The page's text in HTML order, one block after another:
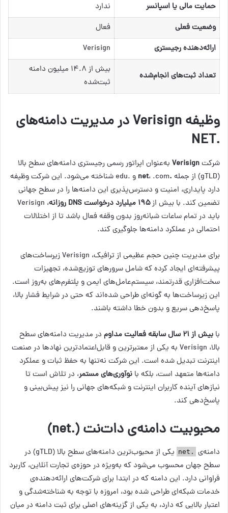
حمایت مالی یا اسپانسر
ندارد
وضعیت فعلی
فعال
ارائه‌دهنده رجیستری
Verisign
تعداد ثبت‌های انجام‌شده
بیش از ۱۴.۸ میلیون دامنه
ثبت‌شده
وظیفه Verisign در مدیریت دامنه‌های
.NET
شرکتVerisign به‌عنوان اپراتور رسمی رجیستری دامنه‌های سطح بالا
(gTLD) از جمله
.net
، .com و .edu شناخته می‌شود. این شرکت وظیفه
دارد پایداری، امنیت و دسترس‌پذیری این دامنه‌ها را در سطح جهانی
تضمین کند. با بیش از۱۹۵ میلیارد درخواست DNS روزانه
، Verisign
باید در تمام ساعات شبانه‌روز بدون وقفه فعال باشد تا از اختلالات
احتمالی در عملکرد دامنه‌ها جلوگیری کند.
برای مدیریت چنین حجم عظیمی از ترافیک، Verisign زیرساخت‌های
پیشرفته‌ای ایجاد کرده که شامل سرورهای توزیع‌شده، تجهیزات
سخت‌افزاری قدرتمند، سیستم‌عامل‌های ایمن و پلتفرم‌های به‌روز است.
این زیرساخت‌ها به گونه‌ای طراحی شده‌اند که حتی در شرایط فشار بالا،
پاسخ‌دهی سریع و بدون خطا داشته باشند.
با بیش از ۲۱ سال سابقه فعالیت مداوم
در مدیریت دامنه‌های سطح
بالا، Verisign به یکی از معتبرترین و قابل‌اعتمادترین نهادها در صنعت
اینترنت تبدیل شده است. این شرکت نه‌تنها به حفظ ثبات و عملکرد
دامنه‌ها متعهد است، بلکه با نوآوری‌های مستمر، در تلاش است تا
نیازهای آینده کاربران اینترنت و شبکه‌های جهانی را نیز پیش‌بینی و
پاسخ‌دهی کند.
محبوبیت دامنه‌ی دات‌نت (.net)
دامنه‌ی ‌ .net
یکی از محبوب‌ترین دامنه‌های سطح بالا (gTLD) در
سطح جهان محسوب می‌شود که به‌ویژه در حوزه‌ی تجارت آنلاین، کاربرد
فراوانی دارد. این دامنه که در ابتدا برای شرکت‌های ارائه‌دهنده‌ی
خدمات شبکه‌ای طراحی شده بود، امروزه با توجه به شناخته‌شدگی و
اعتبار بالایی که دارد، به یکی از گزینه‌های اصلی برای ثبت دامنه در میان